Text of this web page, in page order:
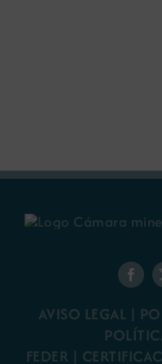
AVISO LEGAL |
FEDER |